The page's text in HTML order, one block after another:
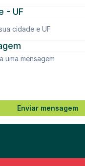
- UF
Enviar mensagem